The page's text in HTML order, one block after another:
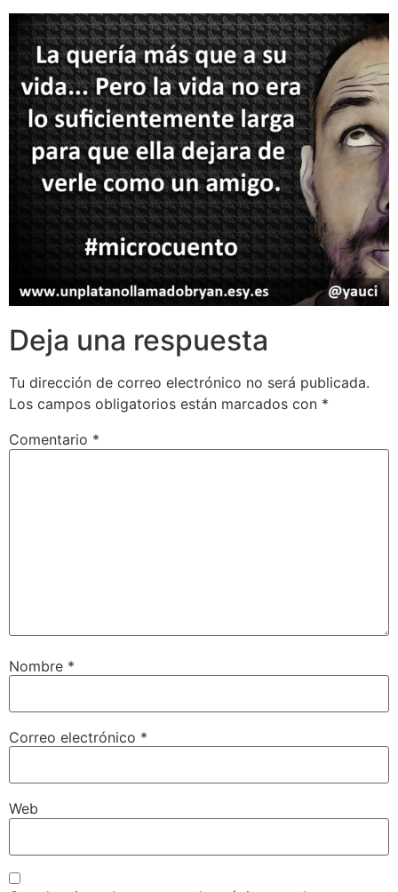
Deja una respuesta
Tu dirección de correo electrónico no será publicada.
Los campos obligatorios están marcados con *
Comentario *
Nombre *
Correo electrónico *
Web